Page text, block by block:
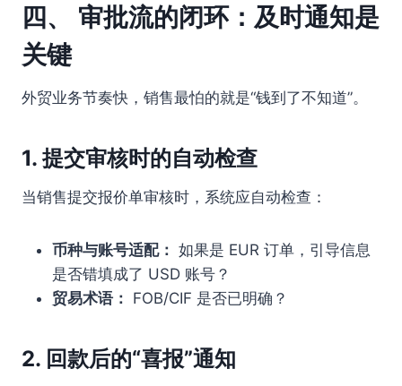
四、 审批流的闭环：及时通知是
关键
外贸业务节奏快，销售最怕的就是“钱到了不知道”。
1. 提交审核时的自动检查
当销售提交报价单审核时，系统应自动检查：
币种与账号适配： 如果是 EUR 订单，引导信息
是否错填成了 USD 账号？
贸易术语： FOB/CIF 是否已明确？
2. 回款后的“喜报”通知